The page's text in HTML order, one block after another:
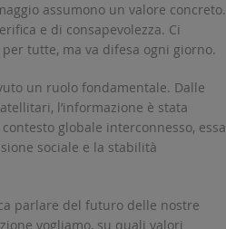
assumono un valore concreto.
e di consapevolezza. Ci
tutte, ma va difesa ogni giorno.
un ruolo fondamentale. Dalle
l’informazione è stata
globale interconnesso, essa
sociale e la stabilità
parlare del futuro delle nostre
vogliamo, su quali valori